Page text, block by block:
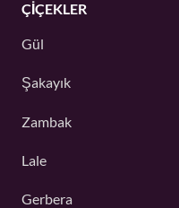
ÇIÇEKLER
Gül
Şakayık
Zambak
Lale
Gerbera